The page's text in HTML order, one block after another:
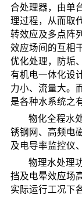
合处理器，由单
理过程，从而取
转效应及多点阵
效应场间的互相
优化处理，防垢
有机电一体化设
力小、流量大。
是各种水系统之
物化全程水
锈钢网、高频电
及电导率监控仪
物理水处理
挡及电晕效应场
实际运行工况下